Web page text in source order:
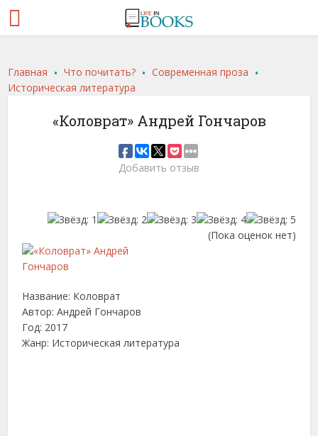
Главная .Что почитать? .Современная проза .
Историческая литература
«Коловрат» Андрей Гончаров
Добавить отзыв
(Пока оценок нет)
Название: Коловрат
Автор: Андрей Гончаров
Год: 2017
Жанр: Историческая литература